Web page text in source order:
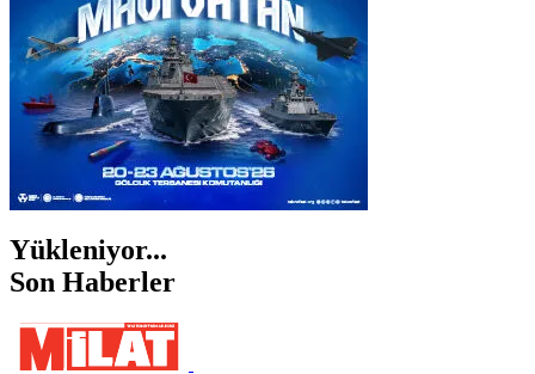
Yükleniyor...
Son Haberler